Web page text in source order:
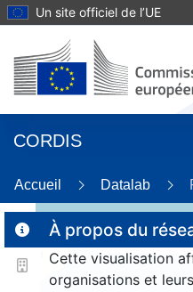
Un site officiel de l’UE
CORDIS
Accueil Datalab
À propos du
Cette visualisation
organisations et